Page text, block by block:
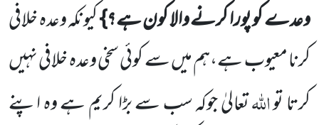
وعدے کو پورا کرنے والا کون ہے؟}کیونکہ وعدہ خلافی
کرنا معیوب ہے،ہم میں سے کوئی سخی وعدہ خلافی نہیں
کرتا تواللہتعالیٰ جوکہ سب سے بڑا کریم ہے وہ اپنے